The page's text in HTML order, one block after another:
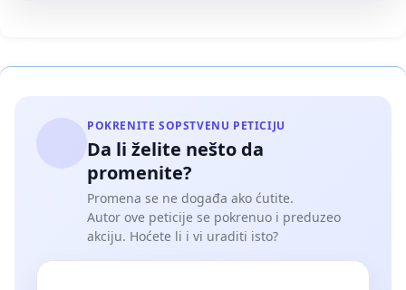
POKRENITE SOPSTVENU PETICIJU
Da li želite nešto da
promenite?
Promena se ne događa ako ćutite.
Autor ove peticije se pokrenuo i preduzeo
akciju. Hoćete li i vi uraditi isto?